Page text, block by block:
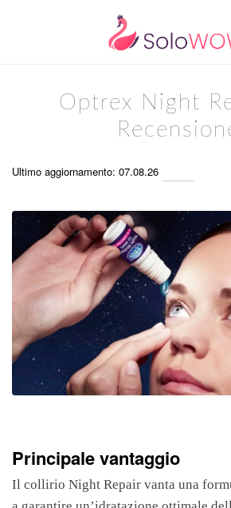
Optrex Night
Ultimo aggiornamento: 07.08.26
Principale vantaggio
Il collirio Night Repair vanta una